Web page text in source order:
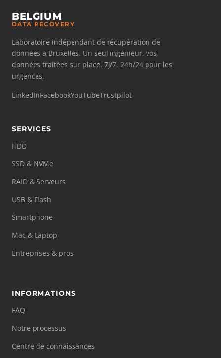
BELGIUM
DATA RECOVERY
Laboratoire indépendant de récupération de
données à Bruxelles. Un seul ingénieur, vos
données traitées sur place. 7j/7, 24h/24 pour les
urgences.
LinkedInFacebookYouTubeTrustpilot
SERVICES
HDD
SSD & NVMe
RAID & Serveurs
USB & Flash
Smartphone
Mac & Laptop
Entreprises & pros
INFORMATIONS
FAQ
Notre processus
Centre de connaissances